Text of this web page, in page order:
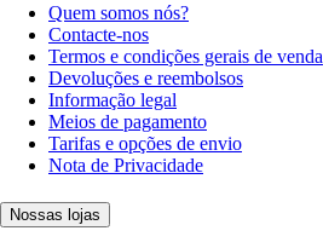
Quem somos nós?
Contacte-nos
Termos e condições gerais de venda
Devoluções e reembolsos
Informação legal
Meios de pagamento
Tarifas e opções de envio
Nota de Privacidade
Nossas lojas